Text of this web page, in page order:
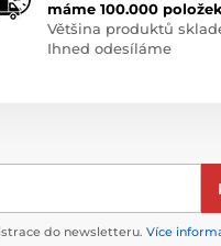
máme 100.000 položek
Většina produktů
Ihned odesíláme
do newsletteru. Více